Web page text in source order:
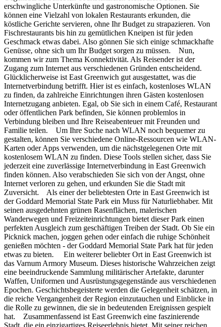
erschwingliche Unterkünfte und gastronomische Optionen. Sie
können eine Vielzahl von lokalen Restaurants erkunden, die
köstliche Gerichte servieren, ohne Ihr Budget zu strapazieren. Von
Fischrestaurants bis hin zu gemütlichen Kneipen ist für jeden
Geschmack etwas dabei. Also gönnen Sie sich einige schmackhafte
Genüsse, ohne sich um Ihr Budget sorgen zu müssen. Nun,
kommen wir zum Thema Konnektivität. Als Reisender ist der
Zugang zum Internet aus verschiedenen Gründen entscheidend.
Glücklicherweise ist East Greenwich gut ausgestattet, was die
Internetverbindung betrifft. Hier ist es einfach, kostenloses WLAN
zu finden, da zahlreiche Einrichtungen ihren Gästen kostenlosen
Internetzugang anbieten. Egal, ob Sie sich in einem Café, Restaurant
oder öffentlichen Park befinden, Sie können problemlos in
Verbindung bleiben und Ihre Reiseabenteuer mit Freunden und
Familie teilen. Um Ihre Suche nach WLAN noch bequemer zu
gestalten, können Sie verschiedene Online-Ressourcen wie WLAN-
Karten oder Apps verwenden, um die nächstgelegenen Orte mit
kostenlosem WLAN zu finden. Diese Tools stellen sicher, dass Sie
jederzeit eine zuverlässige Internetverbindung in East Greenwich
finden können. Also verabschieden Sie sich von der Angst, ohne
Internet verloren zu gehen, und erkunden Sie die Stadt mit
Zuversicht. Als einer der beliebtesten Orte in East Greenwich ist
der Goddard Memorial State Park ein Muss für Naturliebhaber. Mit
seinen ausgedehnten grünen Rasenflächen, malerischen
Wanderwegen und Freizeiteinrichtungen bietet dieser Park einen
perfekten Ausgleich zum geschäftigen Treiben der Stadt. Ob Sie ein
Picknick machen, joggen gehen oder einfach die ruhige Schönheit
genießen möchten - der Goddard Memorial State Park hat für jeden
etwas zu bieten. Ein weiterer beliebter Ort in East Greenwich ist
das Varnum Armory Museum. Dieses historische Wahrzeichen zeigt
eine beeindruckende Sammlung militärischer Artefakte, darunter
Waffen, Uniformen und Ausrüstungsgegenstände aus verschiedenen
Epochen. Geschichtsbegeisterte werden die Gelegenheit schätzen, in
die reiche Vergangenheit der Region einzutauchen und Einblicke in
die Rolle zu gewinnen, die sie in bedeutenden Ereignissen gespielt
hat. Zusammenfassend ist East Greenwich eine faszinierende
Stadt, die ein einzigartiges Reiseerlebnis bietet. Mit seiner reichen